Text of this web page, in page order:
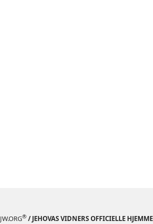
JW.ORG® / JEHOVAS VIDNERS OFFICIELLE